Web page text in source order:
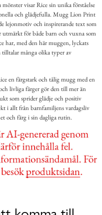
visar Rice sin unika förståelse
och glädjefulla. Mugg Lion Print
lejonmotiv och inspirerande text som
utmärkt för både barn och vuxna som
har, med den här muggen, lyckats
många olika typer av
en färgstark och tålig mugg med en
livliga färger gör den till mer än
som sprider glädje och positiv
i allt från barnfamiljens vardagsliv
och färg i sin dagliga rutin.